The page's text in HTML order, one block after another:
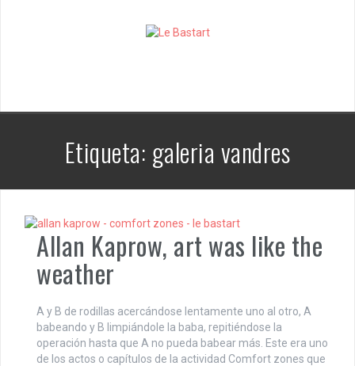
Etiqueta: galeria vandres
Allan Kaprow, art was like the
weather
A y B de rodillas acercándose lentamente uno al otro, A
babeando y B limpiándole la baba, repitiéndose la
operación hasta que A no pueda babear más. Este era uno
de los actos o capítulos de la actividad Comfort zones que